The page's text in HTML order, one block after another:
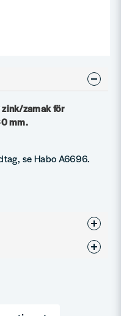
zamak för
mm.
se Habo A6696.